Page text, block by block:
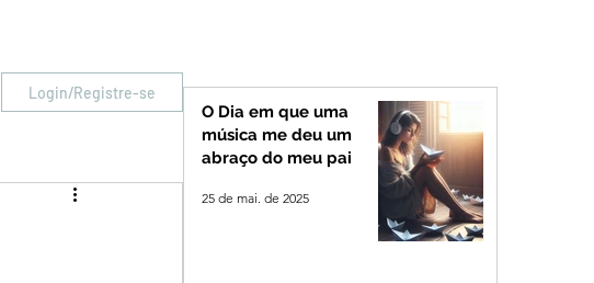
Login/Registre-se
O Dia em que uma
música me deu um
abraço do meu pai
25 de mai. de 2025